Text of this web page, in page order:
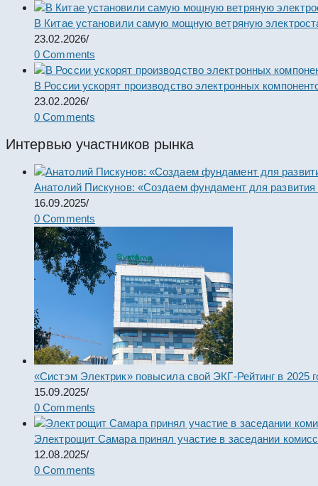
В Китае установили самую мощную ветряную
23.02.2026/
0 Comments
В России ускорят производство электронных
23.02.2026/
0 Comments
Интервью участников рынка
Анатолий Пискунов: «Создаем фундамент для развития
16.09.2025/
0 Comments
«Систэм Электрик» повысила свой ЭКГ-Рейтинг в 2025
15.09.2025/
0 Comments
Электрощит Самара принял участие в заседании
12.08.2025/
0 Comments